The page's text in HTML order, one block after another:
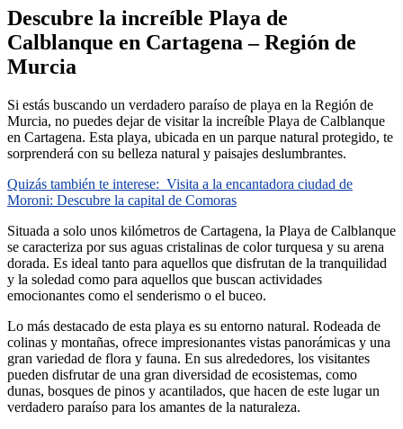
Descubre la increíble Playa de
Calblanque en Cartagena – Región de
Murcia
Si estás buscando un verdadero paraíso de playa en la Región de
Murcia, no puedes dejar de visitar la increíble Playa de Calblanque
en Cartagena. Esta playa, ubicada en un parque natural protegido, te
sorprenderá con su belleza natural y paisajes deslumbrantes.
Quizás también te interese: Visita a la encantadora ciudad de
Moroni: Descubre la capital de Comoras
Situada a solo unos kilómetros de Cartagena, la Playa de Calblanque
se caracteriza por sus aguas cristalinas de color turquesa y su arena
dorada. Es ideal tanto para aquellos que disfrutan de la tranquilidad
y la soledad como para aquellos que buscan actividades
emocionantes como el senderismo o el buceo.
Lo más destacado de esta playa es su entorno natural. Rodeada de
colinas y montañas, ofrece impresionantes vistas panorámicas y una
gran variedad de flora y fauna. En sus alrededores, los visitantes
pueden disfrutar de una gran diversidad de ecosistemas, como
dunas, bosques de pinos y acantilados, que hacen de este lugar un
verdadero paraíso para los amantes de la naturaleza.